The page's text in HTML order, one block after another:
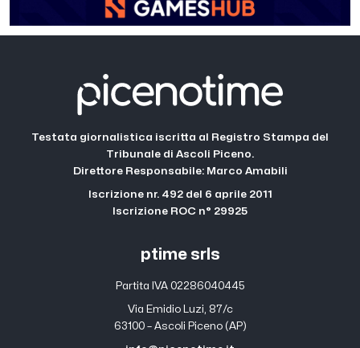
Testata giornalistica iscritta al Registro Stampa del
Tribunale di Ascoli Piceno.
Direttore Responsabile: Marco Amabili
Iscrizione nr. 492 del 6 aprile 2011
Iscrizione ROC n° 29925
ptime srls
Partita IVA 02286040445
Via Emidio Luzi, 87/c
63100 – Ascoli Piceno (AP)